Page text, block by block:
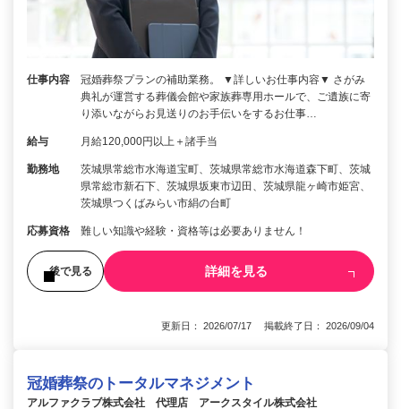
仕事内容
冠婚葬祭プランの補助業務。 ▼詳しいお仕事内容▼ さがみ
典礼が運営する葬儀会館や家族葬専用ホールで、ご遺族に寄
り添いながらお見送りのお手伝いをするお仕事…
給与 月給120,000円以上＋諸手当
勤務地
茨城県常総市水海道宝町、茨城県常総市水海道森下町、茨城
県常総市新石下、茨城県坂東市辺田、茨城県龍ヶ崎市姫宮、
茨城県つくばみらい市絹の台町
応募資格 難しい知識や経験・資格等は必要ありません！
後で見る 詳細を見る
更新日： 2026/07/17 掲載終了日： 2026/09/04
冠婚葬祭のトータルマネジメント
アルファクラブ株式会社 代理店 アークスタイル株式会社